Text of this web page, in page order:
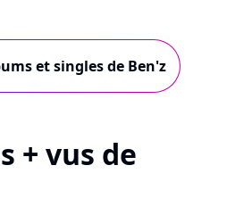
et singles de Ben'z
+ vus de